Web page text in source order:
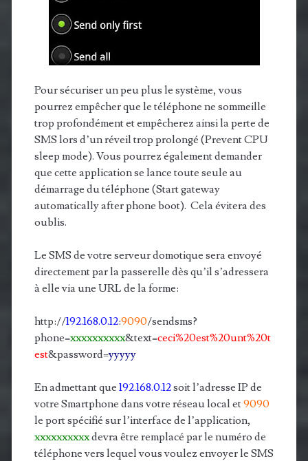
Pour sécuriser un peu plus le système, vous
pourrez empêcher que le téléphone ne sommeille
trop profondément et empêcherez ainsi la perte de
SMS lors d’un réveil trop prolongé (Prevent CPU
sleep mode). Vous pourrez également demander
que cette application se lance toute seule au
démarrage du téléphone (Start gateway
automatically after phone boot). Cela évitera des
oublis.
Le SMS de votre serveur domotique sera envoyé
directement par la passerelle dès qu’il s’adressera
à elle via une URL de la forme:
http://192.168.0.12:9090/sendsms?
phone=xxxxxxxxxx&text=ceci%20est%20unt%20t
est&password=yyyyy
En admettant que 192.168.0.12soit l’adresse IP de
votre Smartphone dans votre réseau local et9090
le port spécifié sur l’interface de l’application,
xxxxxxxxxxdevra être remplacé par le numéro de
téléphone vers lequel vous voulez envoyer le SMS